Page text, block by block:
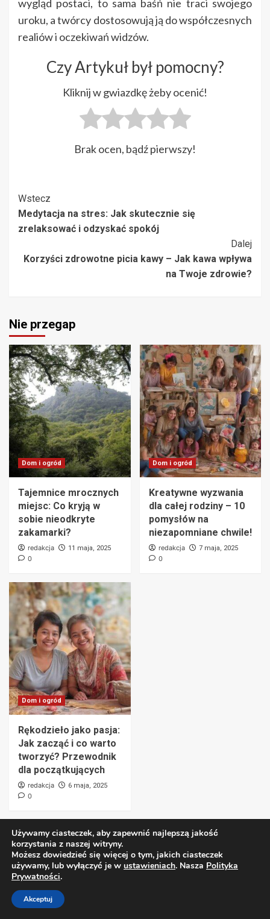
wygląd postaci, to sama baśń nie traci swojego
uroku, a twórcy dostosowują ją do współczesnych
realiów i oczekiwań widzów.
Czy Artykuł był pomocny?
Kliknij w gwiazdkę żeby ocenić!
Brak ocen, bądź pierwszy!
Post
Navigation
Wstecz
Medytacja na stres: Jak skutecznie się
zrelaksować i odzyskać spokój
Dalej
Korzyści zdrowotne picia kawy – Jak kawa wpływa
na Twoje zdrowie?
Nie przegap
Dom i ogród
Tajemnice mrocznych
miejsc: Co kryją w
sobie nieodkryte
zakamarki?
redakcja 11 maja, 2025
0
Dom i ogród
Kreatywne wyzwania
dla całej rodziny – 10
pomysłów na
niezapomniane chwile!
redakcja 7 maja, 2025
0
Dom i ogród
Rękodzieło jako pasja:
Jak zacząć i co warto
tworzyć? Przewodnik
dla początkujących
redakcja 6 maja, 2025
0
Dodaj komentarz
Twój adres e-mail nie zostanie opublikowany.
Wymagane pola są oznaczone
Używamy ciasteczek, aby zapewnić najlepszą jakość
korzystania z naszej witryny.
Możesz dowiedzieć się więcej o tym, jakich ciasteczek
używamy, lub wyłączyć je w ustawieniach. Nasza Polityka
Prywatności.
Akceptuj